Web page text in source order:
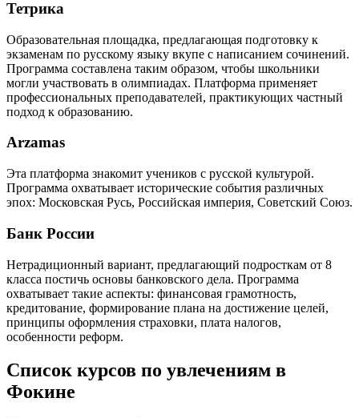
Тетрика
Образовательная площадка, предлагающая подготовку к
экзаменам по русскому языку вкупе с написанием сочинений.
Программа составлена таким образом, чтобы школьники
могли участвовать в олимпиадах. Платформа применяет
профессиональных преподавателей, практикующих частный
подход к образованию.
Arzamas
Эта платформа знакомит учеников с русской культурой.
Программа охватывает исторические события различных
эпох: Московская Русь, Российская империя, Советский Союз.
Банк России
Нетрадиционный вариант, предлагающий подросткам от 8
класса постичь основы банковского дела. Программа
охватывает такие аспекты: финансовая грамотность,
кредитование, формирование плана на достижение целей,
принципы оформления страховки, плата налогов,
особенности реформ.
Список курсов по увлечениям в
Фокине